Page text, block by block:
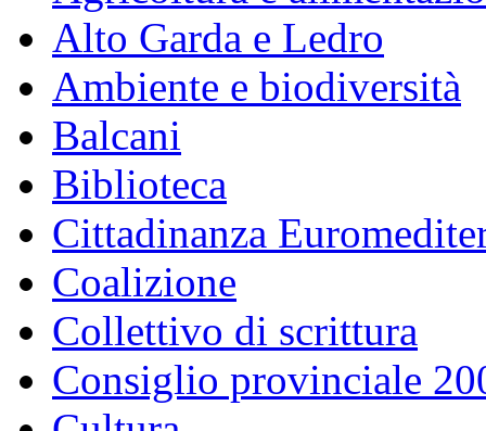
Alto Garda e Ledro
Ambiente e biodiversità
Balcani
Biblioteca
Cittadinanza
Coalizione
Collettivo di scrittura
Consiglio provinciale